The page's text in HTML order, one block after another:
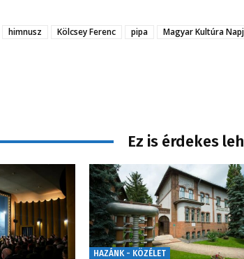
himnusz Kölcsey Ferenc pipa Magyar Kultúra
Ez is érdekes
HAZÁNK - KÖZÉLET